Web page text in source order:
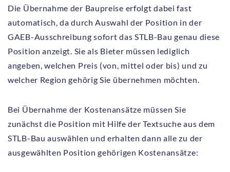
Die Übernahme der Baupreise erfolgt dabei fast
automatisch, da durch Auswahl der Position in der
GAEB-Ausschreibung sofort das STLB-Bau genau diese
Position anzeigt. Sie als Bieter müssen lediglich
angeben, welchen Preis (von, mittel oder bis) und zu
welcher Region gehörig Sie übernehmen möchten.
Bei Übernahme der Kostenansätze müssen Sie
zunächst die Position mit Hilfe der Textsuche aus dem
STLB-Bau auswählen und erhalten dann alle zu der
ausgewählten Position gehörigen Kostenansätze: